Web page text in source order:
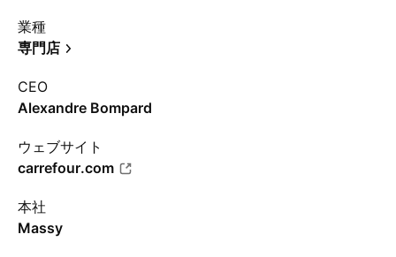
業種
専門店
CEO
Alexandre Bompard
ウェブサイト
carrefour.com
本社
Massy